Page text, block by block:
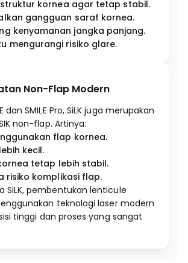
kornea agar tetap stabil.
gangguan saraf kornea.
kenyamanan jangka panjang.
mengurangi risiko glare.
Non-Flap Modern
dan SMILE Pro, SiLK juga merupakan
non-flap. Artinya:
flap kornea.
kecil.
tetap lebih stabil.
risiko komplikasi flap.
SiLK, pembentukan lenticule
teknologi laser modern
tinggi dan proses yang sangat